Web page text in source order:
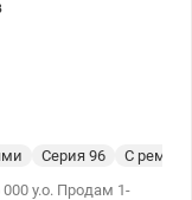
Cерия 96
С
1-